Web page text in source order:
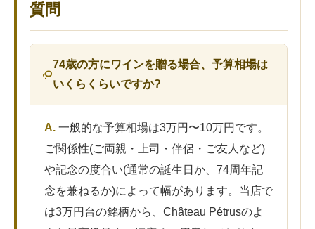
質問
74歳の方にワインを贈る場合、予算相場は
いくらくらいですか?
一般的な予算相場は3万円〜10万円です。
ご関係性(ご両親・上司・伴侶・ご友人など)
や記念の度合い(通常の誕生日か、74周年記
念を兼ねるか)によって幅があります。当店で
は3万円台の銘柄から、Château Pétrusのよ